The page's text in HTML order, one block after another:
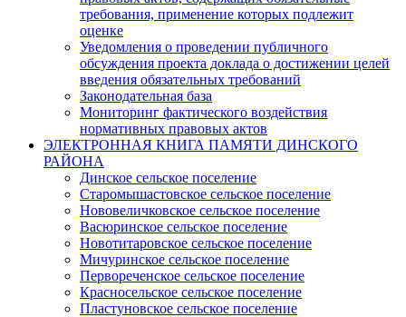
требования, применение которых подлежит
оценке
Уведомления о проведении публичного
обсуждения проекта доклада о достижении целей
введения обязательных требований
Законодательная база
Мониторинг фактического воздействия
нормативных правовых актов
ЭЛЕКТРОННАЯ КНИГА ПАМЯТИ ДИНСКОГО
РАЙОНА
Динское сельское поселение
Старомышастовское сельское поселение
Нововеличковское сельское поселение
Васюринское сельское поселение
Новотитаровское сельское поселение
Мичуринское сельское поселение
Первореченское сельское поселение
Красносельское сельское поселение
Пластуновское сельское поселение